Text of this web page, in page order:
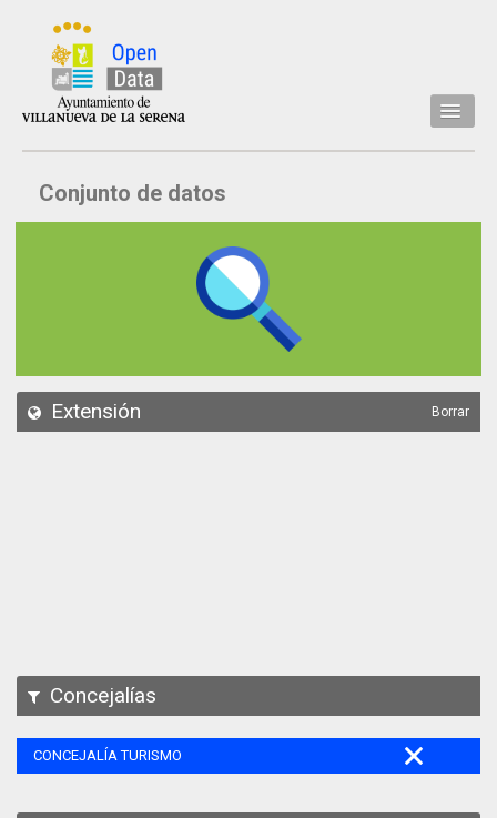
Inicio
Datos
API
Conjunto de datos
Extensión Borrar
Concejalías
CONCEJALÍA TURISMO